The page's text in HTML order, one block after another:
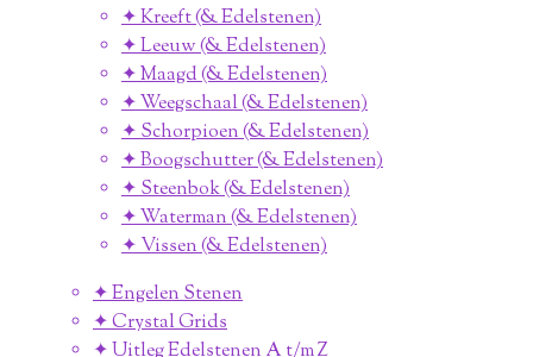
✦ Kreeft (& Edelstenen)
✦ Leeuw (& Edelstenen)
✦ Maagd (& Edelstenen)
✦ Weegschaal (& Edelstenen)
✦ Schorpioen (& Edelstenen)
✦ Boogschutter (& Edelstenen)
✦ Steenbok (& Edelstenen)
✦ Waterman (& Edelstenen)
✦ Vissen (& Edelstenen)
✦ Engelen Stenen
✦ Crystal Grids
✦ Uitleg Edelstenen A t/m Z